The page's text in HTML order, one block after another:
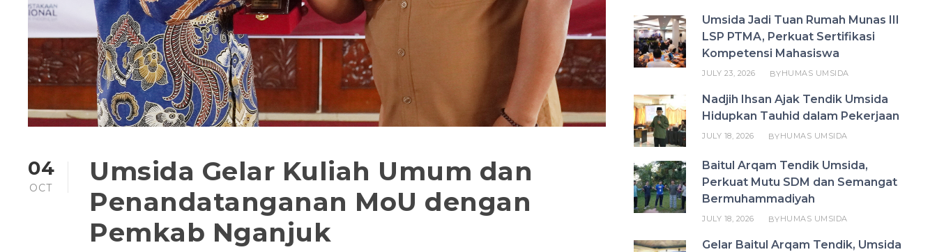
04
OCT
Umsida Gelar Kuliah Umum dan
Penandatanganan MoU dengan
Pemkab Nganjuk
Umsida Jadi Tuan Rumah Munas III
LSP PTMA, Perkuat Sertifikasi
Kompetensi Mahasiswa
JULY 23, 2026 BYHUMAS UMSIDA
Nadjih Ihsan Ajak Tendik Umsida
Hidupkan Tauhid dalam Pekerjaan
JULY 18, 2026 BYHUMAS UMSIDA
Baitul Arqam Tendik Umsida,
Perkuat Mutu SDM dan Semangat
Bermuhammadiyah
JULY 18, 2026 BYHUMAS UMSIDA
Gelar Baitul Arqam Tendik, Umsida